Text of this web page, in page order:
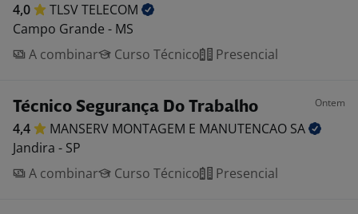
4,0 TLSVTELECOM
Campo Grande - MS
A combinar
Curso Técnico Presencial
Técnico Segurança Do Trabalho Ontem
4,4 MANSERV MONTAGEM E MANUTENCAO SA
Jandira - SP
A combinar
Curso Técnico Presencial